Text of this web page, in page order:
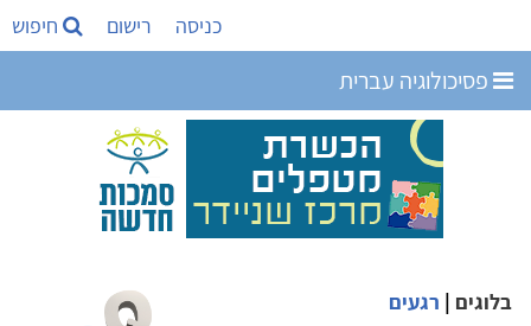
כניסה רישום חיפוש
פסיכולוגיה עברית
בלוגים | רגעים